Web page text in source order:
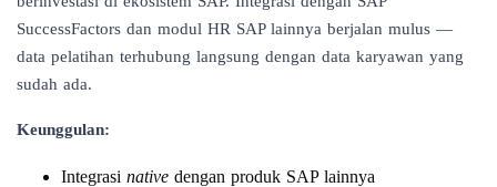
SuccessFactors dan modul HR SAP lainnya berjalan mulus —
data pelatihan terhubung langsung dengan data karyawan yang
sudah ada.
Keunggulan:
Integrasi native dengan produk SAP lainnya